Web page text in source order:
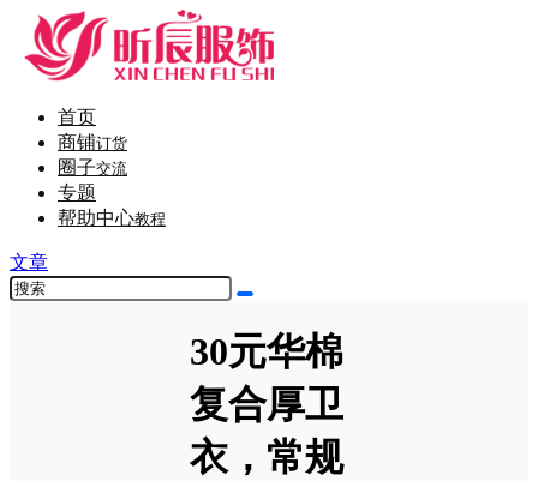
首页
商铺订货
圈子交流
专题
帮助中心教程
文章
30元华棉
复合厚卫
衣，常规